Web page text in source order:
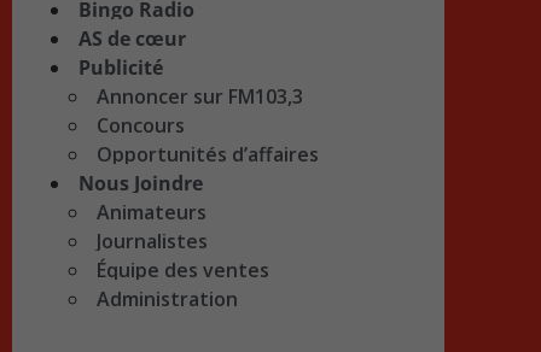
Bingo Radio
AS de cœur
Publicité
Annoncer sur FM103,3
Concours
Opportunités d’affaires
Nous Joindre
Animateurs
Journalistes
Équipe des ventes
Administration